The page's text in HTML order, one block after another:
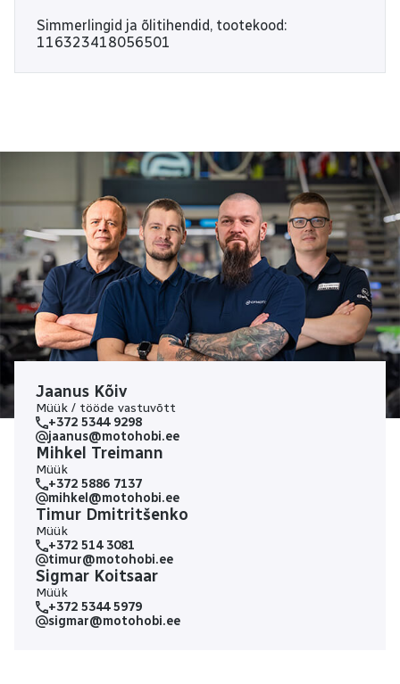
Jaanus Kõiv
Müük / tööde vastuvõtt
+372 5344 9298
jaanus@motohobi.ee
Mihkel Treimann
Müük
+372 5886 7137
mihkel@motohobi.ee
Timur Dmitritšenko
Müük
+372 514 3081
timur@motohobi.ee
Sigmar Koitsaar
Müük
+372 5344 5979
sigmar@motohobi.ee
Simmerlingid ja õlitihendid, tootekood:
116323418056501